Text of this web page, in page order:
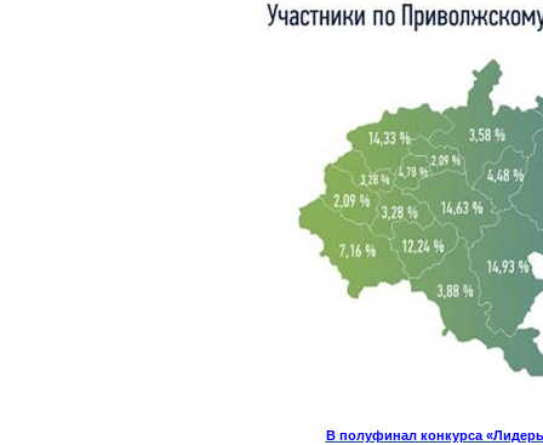
В полуфинал конкурса